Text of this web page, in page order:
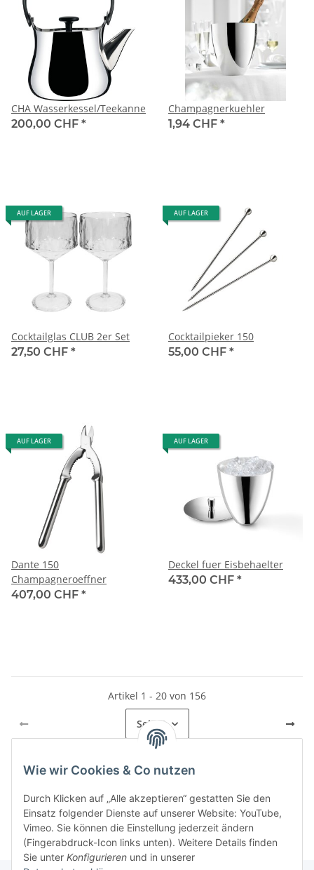
CHA Wasserkessel/Teekanne
200,00 CHF *
Champagnerkuehler
1,94 CHF *
AUF LAGER
Cocktailglas CLUB 2er Set
27,50 CHF *
AUF LAGER
Cocktailpieker 150
55,00 CHF *
AUF LAGER
Dante 150
Champagneroeffner
407,00 CHF *
AUF LAGER
Deckel fuer Eisbehaelter
433,00 CHF *
Artikel 1 - 20 von 156
Seite1
Kategorien
Wie wir Cookies & Co nutzen
Durch Klicken auf „Alle akzeptieren“ gestatten Sie den
Einsatz folgender Dienste auf unserer Website: YouTube,
Vimeo. Sie können die Einstellung jederzeit ändern
(Fingerabdruck-Icon links unten). Weitere Details finden
Sie unter Konfigurieren und in unserer